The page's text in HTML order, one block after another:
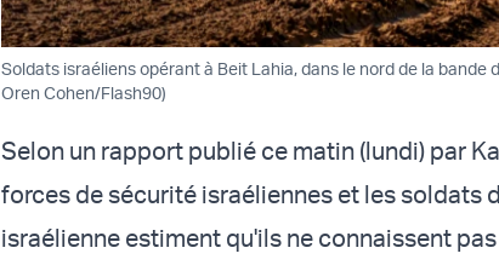
Soldats israéliens opérant à Beit Lahia, dans le nord de la bande
Oren Cohen/Flash90)
Selon un rapport publié ce matin (lundi) par
forces de sécurité israéliennes et les soldats
israélienne estiment qu'ils ne connaissent